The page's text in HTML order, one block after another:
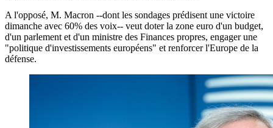
A l'opposé, M. Macron --dont les sondages prédisent une victoire
dimanche avec 60% des voix-- veut doter la zone euro d'un budget,
d'un parlement et d'un ministre des Finances propres, engager une
"politique d'investissements européens" et renforcer l'Europe de la
défense.